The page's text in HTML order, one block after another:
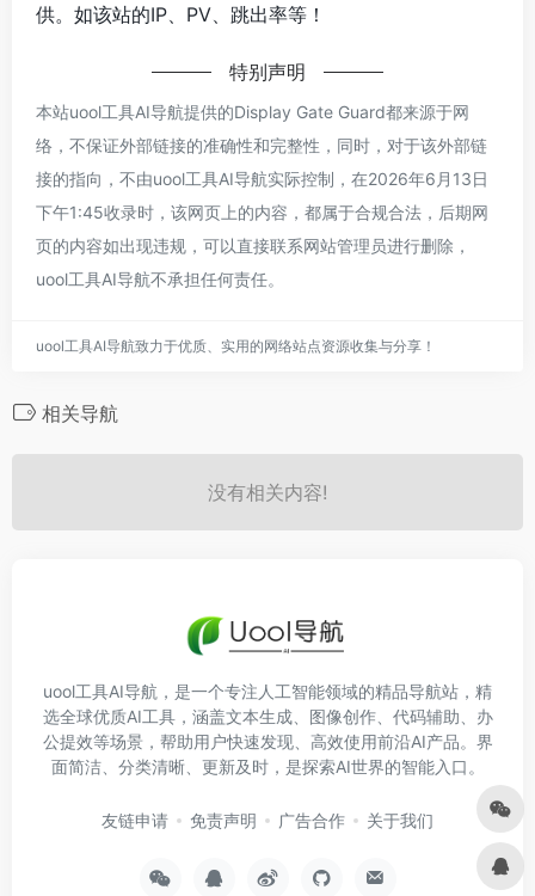
供。如该站的IP、PV、跳出率等！
特别声明
本站uool工具AI导航提供的Display Gate Guard都来源于网
络，不保证外部链接的准确性和完整性，同时，对于该外部链
接的指向，不由uool工具AI导航实际控制，在2026年6月13日
下午1:45收录时，该网页上的内容，都属于合规合法，后期网
页的内容如出现违规，可以直接联系网站管理员进行删除，
uool工具AI导航不承担任何责任。
uool工具AI导航致力于优质、实用的网络站点资源收集与分享！
相关导航
没有相关内容!
uool工具AI导航，是一个专注人工智能领域的精品导航站，精
选全球优质AI工具，涵盖文本生成、图像创作、代码辅助、办
公提效等场景，帮助用户快速发现、高效使用前沿AI产品。界
面简洁、分类清晰、更新及时，是探索AI世界的智能入口。
友链申请 免责声明 广告合作 关于我们